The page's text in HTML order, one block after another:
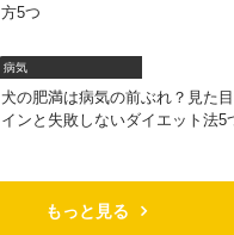
方5つ
病気
犬の肥満は病気の前ぶれ？見た
インと失敗しないダイエット法5
もっと見る